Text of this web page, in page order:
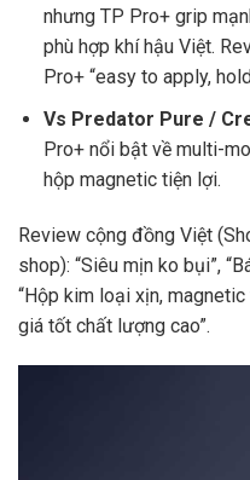
nhưng TP Pro+ grip
phù hợp khí hậu Việt.
Pro+ “easy to apply,
Vs Predator Pure /
Pro+ nổi bật về multi-
hộp magnetic tiện lợi.
Review cộng đồng Việt
shop): “Siêu mịn ko bụi”,
“Hộp kim loại xịn,
giá tốt chất lượng cao”.